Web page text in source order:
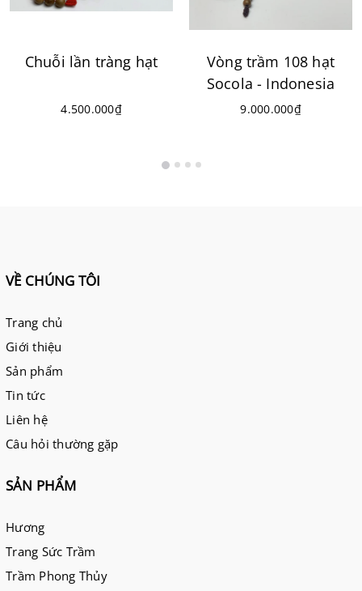
Chuỗi lần tràng hạt
4.500.000₫
Vòng trầm 108 hạt
Socola - Indonesia
9.000.000₫
VỀ CHÚNG TÔI
Trang chủ
Giới thiệu
Sản phẩm
Tin tức
Liên hệ
Câu hỏi thường gặp
SẢN PHẨM
Hương
Trang Sức Trầm
Trầm Phong Thủy